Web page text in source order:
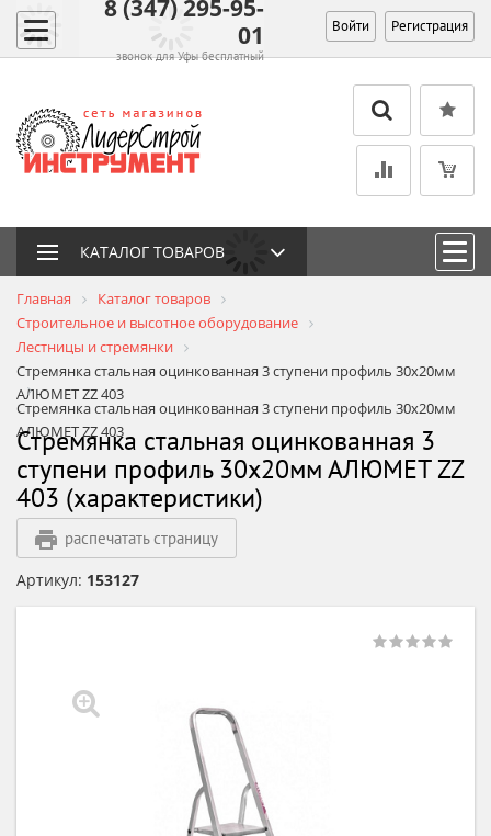
8 (347) 295-95-
01
звонок для Уфы бесплатный
Войти Регистрация
КАТАЛОГ ТОВАРОВ
Главная
Каталог товаров
Строительное и высотное оборудование
Лестницы и стремянки
Стремянка стальная оцинкованная 3 ступени профиль 30х20мм
АЛЮМЕТ ZZ 403
Стремянка стальная оцинкованная 3 ступени профиль 30х20мм
АЛЮМЕТ ZZ 403
Стремянка стальная оцинкованная 3
ступени профиль 30х20мм АЛЮМЕТ ZZ
403 (характеристики)
распечатать страницу
Артикул: 153127